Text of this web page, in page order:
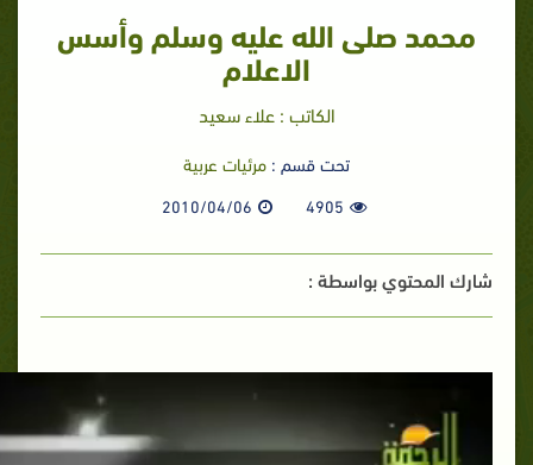
محمد صلى الله عليه وسلم وأسس
الاعلام
الكاتب : علاء سعيد
تحت قسم : مرئيات عربية
4905
2010/04/06
شارك المحتوي بواسطة :